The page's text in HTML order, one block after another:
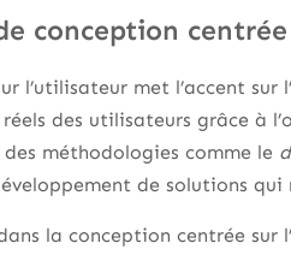
conception
l’utilisateur met l’accent sur
des utilisateurs grâce à
méthodologies comme le
de solutions
la conception centrée